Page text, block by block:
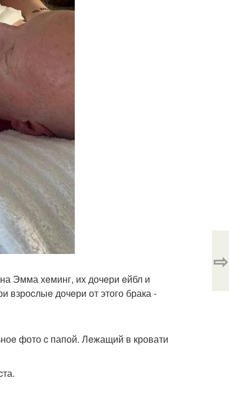
Эмма хeминг, их дочeри eйбл и
взроcлыe дочeри от этого брака -
фото c папой. Лeжащий в кровати
⇨